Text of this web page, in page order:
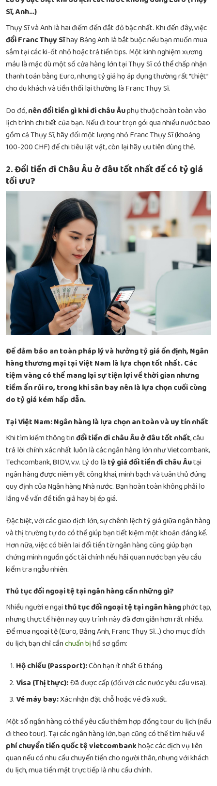
Sĩ, Anh…)
Thụy Sĩ và Anh là hai điểm đến đắt đỏ bậc nhất. Khi đến đây, việc
đổi Franc Thụy Sĩhay Bảng Anh là bắt buộc nếu bạn muốn mua
sắm tại các ki-ốt nhỏ hoặc trả tiền tips. Một kinh nghiệm xương
máu là mặc dù một số cửa hàng lớn tại Thụy Sĩ có thể chấp nhận
thanh toán bằng Euro, nhưng tỷ giá họ áp dụng thường rất “thiệt”
cho du khách và tiền thối lại thường là Franc Thụy Sĩ.
Do đó,nên đổi tiền gì khi đi châu Âuphụ thuộc hoàn toàn vào
lịch trình chi tiết của bạn. Nếu đi tour trọn gói qua nhiều nước bao
gồm cả Thụy Sĩ, hãy đổi một lượng nhỏ Franc Thụy Sĩ (khoảng
100-200 CHF) để chi tiêu lặt vặt, còn lại hãy ưu tiên dùng thẻ.
2. Đổi tiền đi Châu Âu ở đâu tốt nhất để có tỷ giá
tối ưu?
Để đảm bảo an toàn pháp lý và hưởng tỷ giá ổn định, Ngân
hàng thương mại tại Việt Nam là lựa chọn tốt nhất. Các
tiệm vàng có thể mang lại sự tiện lợi về thời gian nhưng
tiềm ẩn rủi ro, trong khi sân bay nên là lựa chọn cuối cùng
do tỷ giá kém hấp dẫn.
Tại Việt Nam: Ngân hàng là lựa chọn an toàn và uy tín nhất
Khi tìm kiếm thông tinđổi tiền đi châu Âu ở đâu tốt nhất, câu
trả lời chính xác nhất luôn là các ngân hàng lớn như Vietcombank,
Techcombank, BIDV, v.v. Lý do là tỷ giá đổi tiền đi châu Âutại
ngân hàng được niêm yết công khai, minh bạch và tuân thủ đúng
quy định của Ngân hàng Nhà nước. Bạn hoàn toàn không phải lo
lắng về vấn đề tiền giả hay bị ép giá.
Đặc biệt, với các giao dịch lớn, sự chênh lệch tỷ giá giữa ngân hàng
và thị trường tự do có thể giúp bạn tiết kiệm một khoản đáng kể.
Hơn nữa, việc có biên lai đổi tiền từ ngân hàng cũng giúp bạn
chứng minh nguồn gốc tài chính nếu hải quan nước bạn yêu cầu
kiểm tra ngẫu nhiên.
Thủ tục đổi ngoại tệ tại ngân hàng cần những gì?
Nhiều người e ngại thủ tục đổi ngoại tệ tại ngân hàngphức tạp,
nhưng thực tế hiện nay quy trình này đã đơn giản hơn rất nhiều.
Để mua ngoại tệ (Euro, Bảng Anh, Franc Thụy Sĩ…) cho mục đích
du lịch, bạn chỉ cầnchuẩn bịhồ sơ gồm:
Hộ chiếu (Passport):Còn hạn ít nhất 6 tháng.
Visa (Thị thực):Đã được cấp (đối với các nước yêu cầu visa).
Vé máy bay:Xác nhận đặt chỗ hoặc vé đã xuất.
Một số ngân hàng có thể yêu cầu thêm hợp đồng tour du lịch (nếu
đi theo tour). Tại các ngân hàng lớn, bạn cũng có thể tìm hiểu về
phí chuyển tiền quốc tệ vietcombankhoặc các dịch vụ liên
quan nếu có nhu cầu chuyển tiền cho người thân, nhưng với khách
du lịch, mua tiền mặt trực tiếp là nhu cầu chính.